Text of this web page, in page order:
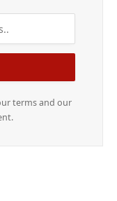
terms and our